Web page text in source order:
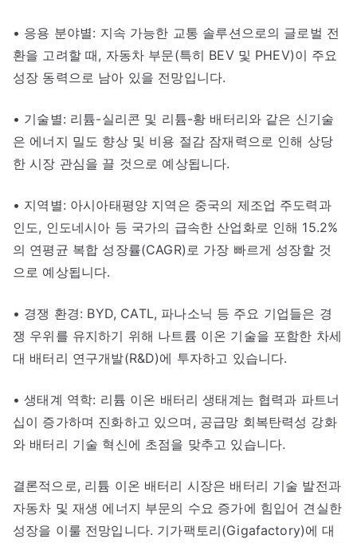
• 응용 분야별: 지속 가능한 교통 솔루션으로의 글로벌 전
환을 고려할 때, 자동차 부문(특히 BEV 및 PHEV)이 주요
성장 동력으로 남아 있을 전망입니다.
• 기술별: 리튬-실리콘 및 리튬-황 배터리와 같은 신기술
은 에너지 밀도 향상 및 비용 절감 잠재력으로 인해 상당
한 시장 관심을 끌 것으로 예상됩니다.
• 지역별: 아시아태평양 지역은 중국의 제조업 주도력과
인도, 인도네시아 등 국가의 급속한 산업화로 인해 15.2%
의 연평균 복합 성장률(CAGR)로 가장 빠르게 성장할 것
으로 예상됩니다.
• 경쟁 환경: BYD, CATL, 파나소닉 등 주요 기업들은 경
쟁 우위를 유지하기 위해 나트륨 이온 기술을 포함한 차세
대 배터리 연구개발(R&D)에 투자하고 있습니다.
• 생태계 역학: 리튬 이온 배터리 생태계는 협력과 파트너
십이 증가하며 진화하고 있으며, 공급망 회복탄력성 강화
와 배터리 기술 혁신에 초점을 맞추고 있습니다.
결론적으로, 리튬 이온 배터리 시장은 배터리 기술 발전과
자동차 및 재생 에너지 부문의 수요 증가에 힘입어 견실한
성장을 이룰 전망입니다. 기가팩토리(Gigafactory)에 대